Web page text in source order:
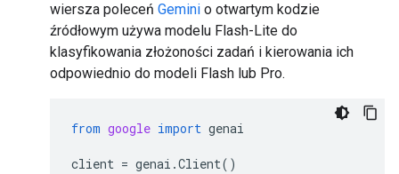
wiersza poleceń Gemini o otwartym kodzie
źródłowym używa modelu Flash-Lite do
klasyfikowania złożoności zadań i kierowania ich
odpowiednio do modeli Flash lub Pro.
from google import genai
client = genai .Client()